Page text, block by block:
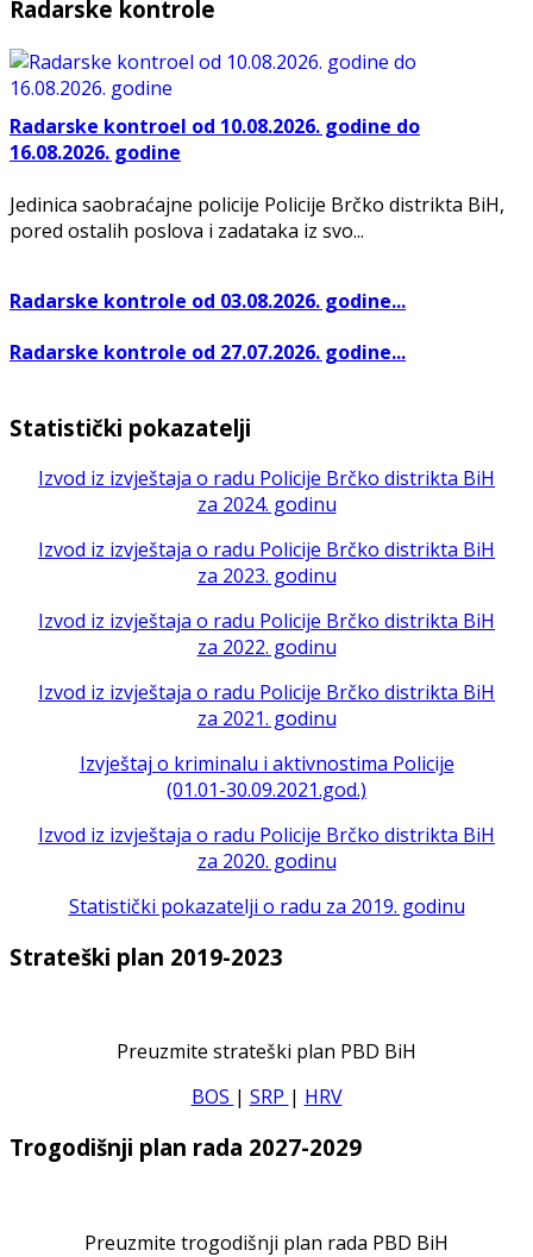
Radarske kontrole
Radarske kontroel od 10.08.2026. godine do
16.08.2026. godine
Jedinica saobraćajne policije Policije Brčko distrikta BiH,
pored ostalih poslova i zadataka iz svo...
Radarske kontrole od 03.08.2026. godine...
Radarske kontrole od 27.07.2026. godine...
Statistički pokazatelji
Izvod iz izvještaja o radu Policije Brčko distrikta BiH
za 2024. godinu
Izvod iz izvještaja o radu Policije Brčko distrikta BiH
za 2023. godinu
Izvod iz izvještaja o radu Policije Brčko distrikta BiH
za 2022. godinu
Izvod iz izvještaja o radu Policije Brčko distrikta BiH
za 2021. godinu
Izvještaj o kriminalu i aktivnostima Policije
(01.01-30.09.2021.god.)
Izvod iz izvještaja o radu Policije Brčko distrikta BiH
za 2020. godinu
Statistički pokazatelji o radu za 2019. godinu
Strateški plan 2019-2023
Preuzmite strateški plan PBD BiH
BOS | SRP | HRV
Trogodišnji plan rada 2027-2029
Preuzmite trogodišnji plan rada PBD BiH